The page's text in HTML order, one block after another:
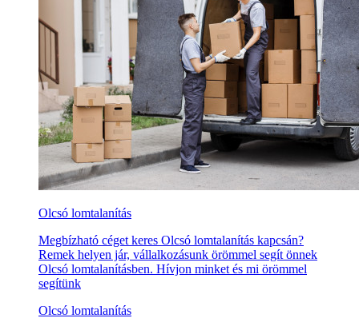
Olcsó lomtalanítás
Megbízható céget keres Olcsó lomtalanítás kapcsán?
Remek helyen jár, vállalkozásunk örömmel segít önnek
Olcsó lomtalanításben. Hívjon minket és mi örömmel
segítünk
Olcsó lomtalanítás